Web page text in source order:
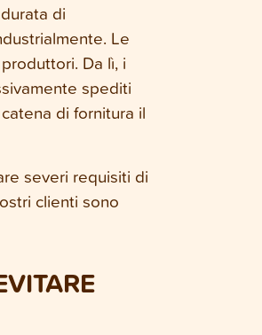
di
Le
Da lì, i
spediti
di fornitura il
severi requisiti di
clienti sono